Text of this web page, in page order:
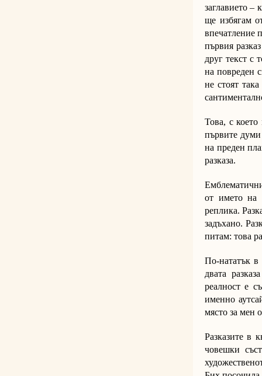
заглавието –
ще избягам
впечатление
първия
друг текст с
на повреден
не стоят
Това, с
първите думи
на преден
разказа.
от името на
реплика.
задъхано.
питам: това
По-нататък
двата
реалност е
именно
място за мен
Разказите в
човешки